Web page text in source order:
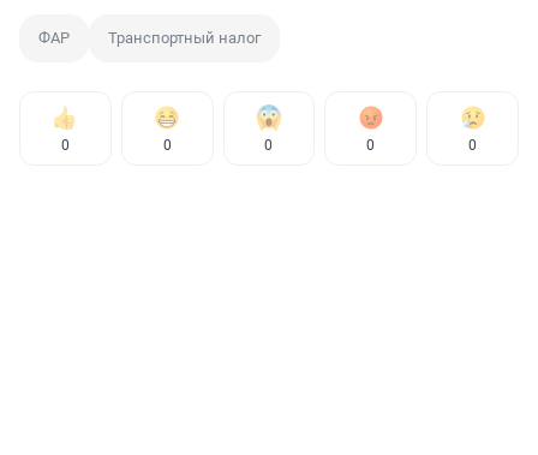
ФАР Транспортный налог
0 0 0 0 0